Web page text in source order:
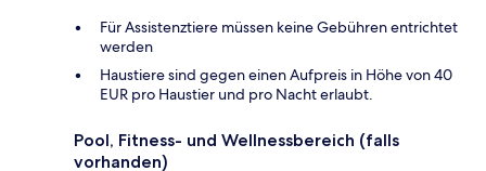
Für Assistenztiere müssen keine Gebühren entrichtet
werden
Haustiere sind gegen einen Aufpreis in Höhe von 40
EUR pro Haustier und pro Nacht erlaubt.
Pool, Fitness- und Wellnessbereich (falls
vorhanden)